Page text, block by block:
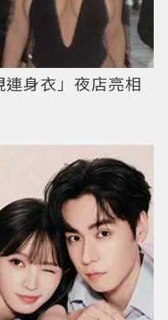
身衣」夜店亮相